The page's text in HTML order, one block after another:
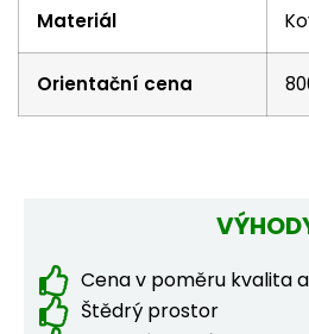
Materiál
Orientační cena
Cena v poměru kvalita
Štědrý prostor